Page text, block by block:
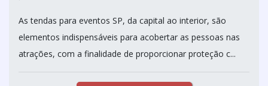
As tendas para eventos SP, da capital ao interior, são
elementos indispensáveis para acobertar as pessoas nas
atrações, com a finalidade de proporcionar proteção c...